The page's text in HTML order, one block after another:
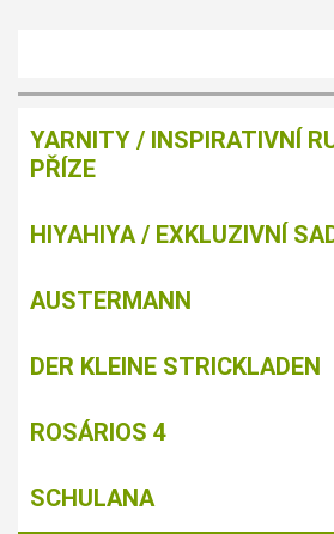
YARNITY / INSPIRATIVNÍ
PŘÍZE
HIYAHIYA / EXKLUZIVNÍ
AUSTERMANN
DER KLEINE STRICKLADEN
ROSÁRIOS 4
SCHULANA